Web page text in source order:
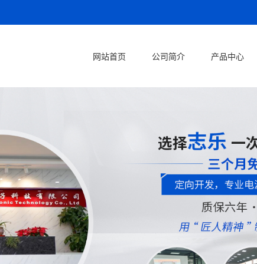
网站首页 公司简介 产品中心